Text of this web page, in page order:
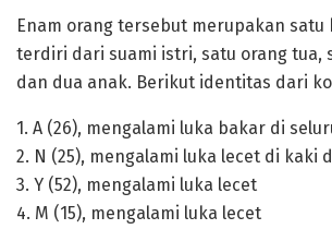
Enam orang tersebut merupakan satu
terdiri dari suami istri, satu orang tua,
dan dua anak. Berikut identitas dari
1. A (26), mengalami luka bakar di
2. N (25), mengalami luka lecet di kaki
3. Y (52), mengalami luka lecet
4. M (15), mengalami luka lecet